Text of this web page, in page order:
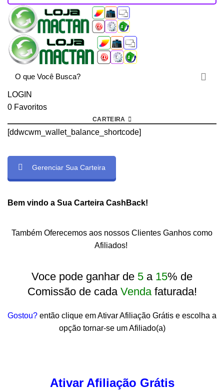
LOGIN
0 Favoritos
CARTEIRA
[ddwcwm_wallet_balance_shortcode]
Gerenciar Sua Carteira
Bem vindo a Sua Carteira CashBack!
Também Oferecemos aos nossos Clientes Ganhos como
Afiliados!
Voce pode ganhar de 5 a 15% de
Comissão de cada Vendafaturada!
Gostou? então clique em Ativar Afiliação Grátis e escolha a
opção tornar-se um Afiliado(a)
Ativar Afiliação Grátis